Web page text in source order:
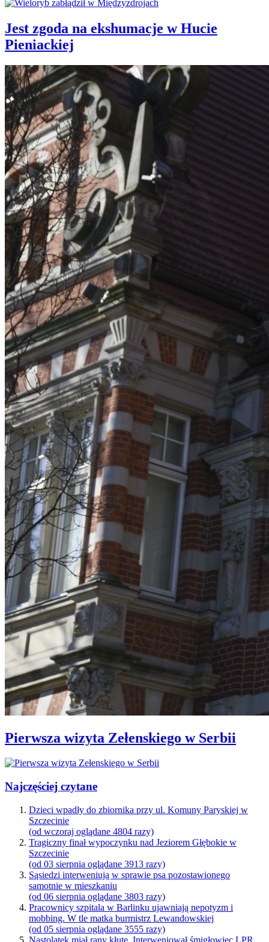
Jest zgoda na ekshumacje w Hucie
Pieniackiej
Pierwsza wizyta Zełenskiego w Serbii
Najczęściej czytane
Dzieci wpadły do zbiornika przy ul. Komuny Paryskiej w
Szczecinie
(od wczoraj oglądane 4804 razy)
Tragiczny finał wypoczynku nad Jeziorem Głębokie w
Szczecinie
(od 03 sierpnia oglądane 3913 razy)
Sąsiedzi interweniują w sprawie psa pozostawionego
samotnie w mieszkaniu
(od 06 sierpnia oglądane 3803 razy)
Pracownicy szpitala w Barlinku ujawniają nepotyzm i
mobbing. W tle matka burmistrz Lewandowskiej
(od 05 sierpnia oglądane 3555 razy)
Nastolatek miał rany kłute. Interweniował śmigłowiec LPR